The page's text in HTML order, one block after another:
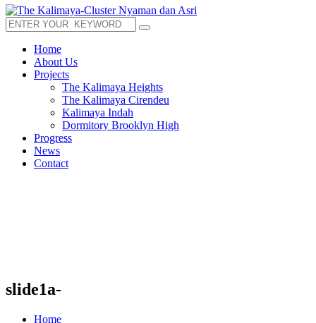
Home
About Us
Projects
The Kalimaya Heights
The Kalimaya Cirendeu
Kalimaya Indah
Dormitory Brooklyn High
Progress
News
Contact
slide1a-
Home